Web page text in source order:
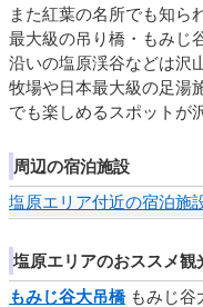
また紅葉の名所でも知ら
最大級の吊り橋・もみじ
沿いの塩原渓谷などは沢
牧場や日本最大級の足湯
でも楽しめるスポットが
周辺の宿泊施設
塩原エリア付近の宿泊施
塩原エリアのおススメ観
もみじ谷大吊橋 もみじ谷